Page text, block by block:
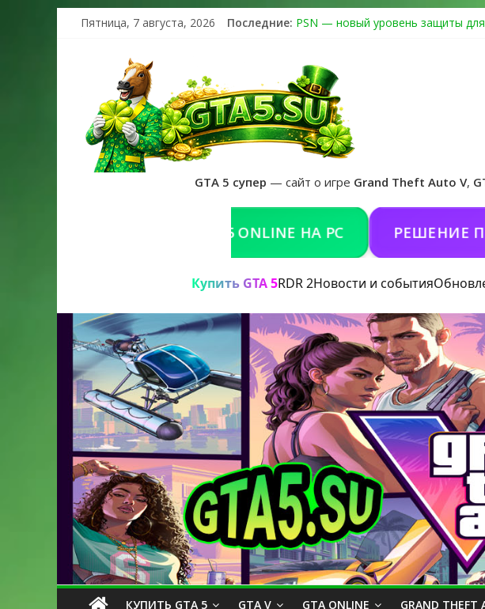
Пятница, 7 августа, 2026 Последние: PSN — новый уровень защиты
Получайте особые награды в GTA
GTA 6 официальная обложка игры
GTA 5 супер — сайт о игре Grand Theft Auto V,
КУПИТЬ GTA 5 ONLINE НА PC РЕШЕНИЕ ПРОБЛЕМ
Купить GTA 5RDR 2Новости и события
КУПИТЬ GTA 5 GTA V GTA ONLINE GRAND THEFT